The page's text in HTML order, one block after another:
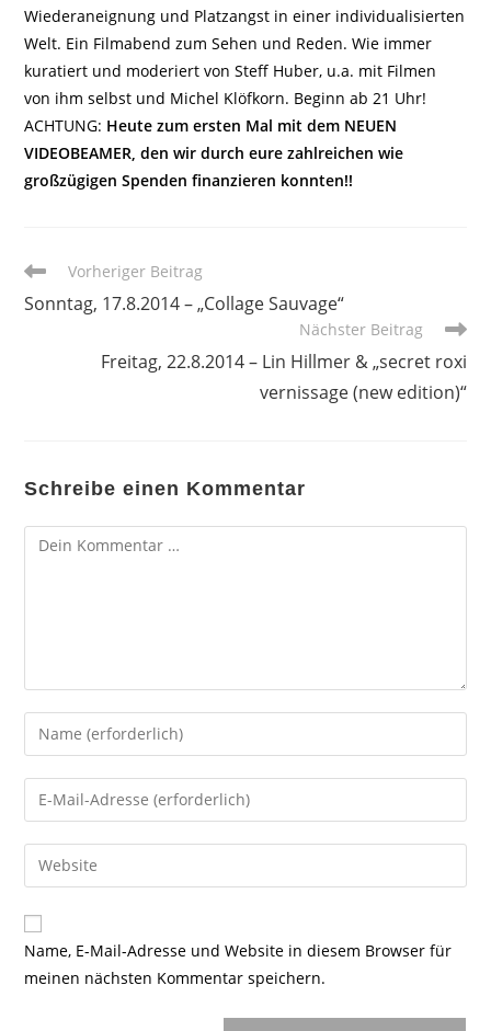
Wiederaneignung und Platzangst in einer individualisierten
Welt. Ein Filmabend zum Sehen und Reden. Wie immer
kuratiert und moderiert von Steff Huber, u.a. mit Filmen
von ihm selbst und Michel Klöfkorn. Beginn ab 21 Uhr!
ACHTUNG: Heute zum ersten Mal mit dem NEUEN
VIDEOBEAMER, den wir durch eure zahlreichen wie
großzügigen Spenden finanzieren konnten!!
Weitere
ansehen
Vorheriger Beitrag
Sonntag, 17.8.2014 – „Collage Sauvage“
Nächster Beitrag
Freitag, 22.8.2014 – Lin Hillmer & „secret roxi
vernissage (new edition)“
Schreibe einen Kommentar
Kommentar
Gib
deinen
Namen
oder
zum
Kommentieren
ein
Gib
deine
E-
Mail-
zum
Kommentieren
ein
Gib
deine
Website-
URL
Name, E-Mail-Adresse und Website in diesem Browser für
meinen nächsten Kommentar speichern.